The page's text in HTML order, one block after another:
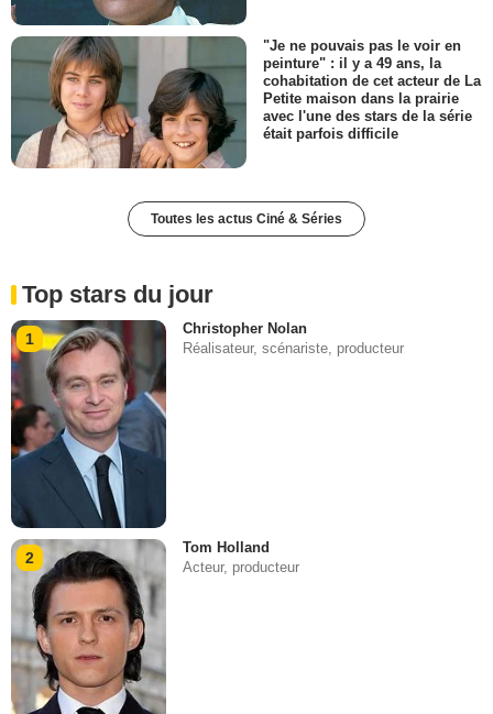
"Je ne pouvais pas le voir en
peinture" : il y a 49 ans, la
cohabitation de cet acteur de La
Petite maison dans la prairie
avec l'une des stars de la série
était parfois difficile
Toutes les actus Ciné & Séries
Top stars du jour
1
Christopher Nolan
Réalisateur, scénariste, producteur
2
Tom Holland
Acteur, producteur